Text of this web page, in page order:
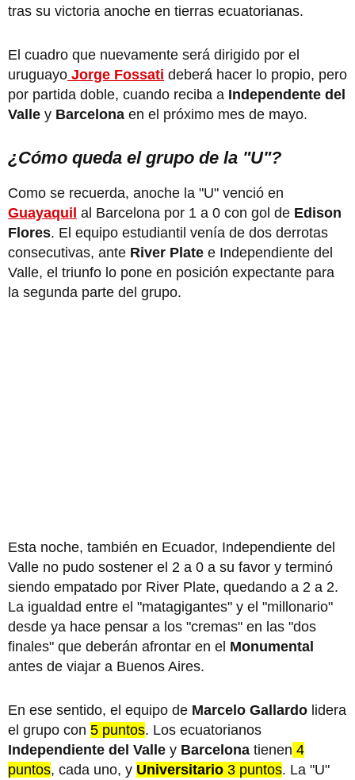
tras su victoria anoche en tierras ecuatorianas.
El cuadro que nuevamente será dirigido por el
uruguayo Jorge Fossati deberá hacer lo propio, pero
por partida doble, cuando reciba a Independente del
Valle y Barcelona en el próximo mes de mayo.
¿Cómo queda el grupo de la "U"?
Como se recuerda, anoche la "U" venció en
Guayaquil al Barcelona por 1 a 0 con gol de Edison
Flores. El equipo estudiantil venía de dos derrotas
consecutivas, ante River Plate e Independiente del
Valle, el triunfo lo pone en posición expectante para
la segunda parte del grupo.
Esta noche, también en Ecuador, Independiente del
Valle no pudo sostener el 2 a 0 a su favor y terminó
siendo empatado por River Plate, quedando a 2 a 2.
La igualdad entre el "matagigantes" y el "millonario"
desde ya hace pensar a los "cremas" en las "dos
finales" que deberán afrontar en el Monumental
antes de viajar a Buenos Aires.
En ese sentido, el equipo de Marcelo Gallardo lidera
el grupo con 5 puntos. Los ecuatorianos
Independiente del Valle y Barcelona tienen 4
puntos, cada uno, y Universitario 3 puntos. La "U"